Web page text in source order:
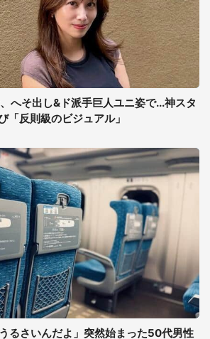
へそ出し&ド派手巨人ユニ姿で...神スタ
「反則級のビジュアル」
るさいんだよ」突然始まった50代男性